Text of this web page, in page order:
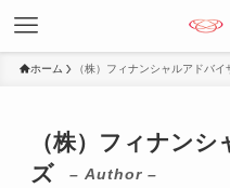
ホーム （株）フィナンシャルアドバ
（株）フィナン
ズ
– Author –